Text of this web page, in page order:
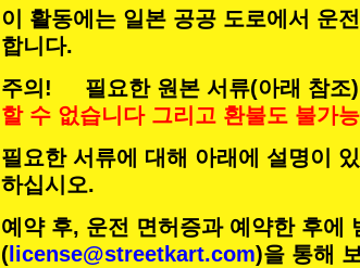
이 활동에는 일본 공공 도로에서 운
합니다.
주의! 필요한 원본 서류(아래 참조)
할 수 없습니다 그리고 환불도 불가
필요한 서류에 대해 아래에 설명이
하십시오.
예약 후, 운전 면허증과 예약한 후에
( license@streetkart.com)을 통해